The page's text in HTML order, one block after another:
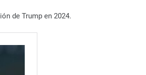
de Trump en 2024.